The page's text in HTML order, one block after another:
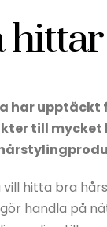
har upptäckt
till mycket
vill hitta bra
handla på